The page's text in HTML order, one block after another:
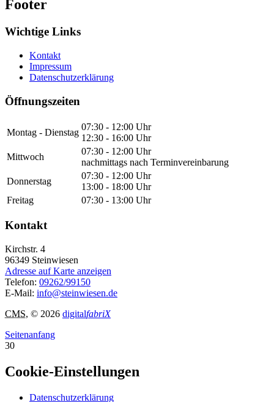
Footer
Wichtige Links
Kontakt
Impressum
Datenschutzerklärung
Öffnungszeiten
Montag - Dienstag
07:30 - 12:00 Uhr
12:30 - 16:00 Uhr
Mittwoch
07:30 - 12:00 Uhr
nachmittags nach Terminvereinbarung
Donnerstag
07:30 - 12:00 Uhr
13:00 - 18:00 Uhr
Freitag
07:30 - 13:00 Uhr
Kontakt
Kirchstr. 4
96349 Steinwiesen
Adresse auf Karte anzeigen
Telefon: 09262/99150
E-Mail: info@steinwiesen.de
CMS, © 2026 digitalfabriX
Seitenanfang
30
Cookie-Einstellungen
Datenschutzerklärung